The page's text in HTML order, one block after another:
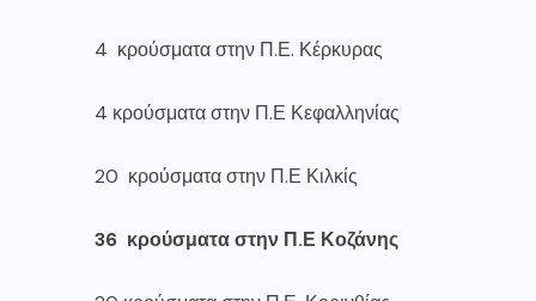
4 κρούσματα στην Π.Ε. Κέρκυρας
4 κρούσματα στην Π.Ε Κεφαλληνίας
20 κρούσματα στην Π.Ε Κιλκίς
36 κρούσματα στην Π.Ε Κοζάνης